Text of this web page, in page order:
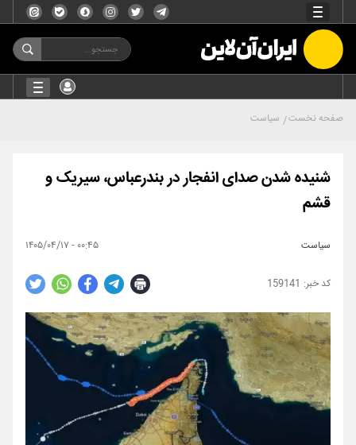
صفحه نخست سیاست
شنیده شدن صدای انفجار در بندرعباس، سیریک و
قشم
سیاست ۰۰:۴۵ - ۱۴۰۵/۰۴/۱۷
159141